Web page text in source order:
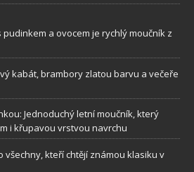
a ovocem je rychlý moučník z
kabát, brambory zlatou barvu a večeře
Jednoduchý letní moučník, který
i křupavou vrstvou navrchu
všechny, kteří chtějí známou klasiku v